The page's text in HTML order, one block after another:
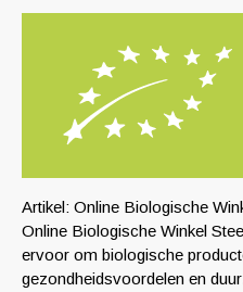
Artikel: Online Biologische
Online Biologische Winkel
ervoor om biologische
gezondheidsvoordelen en